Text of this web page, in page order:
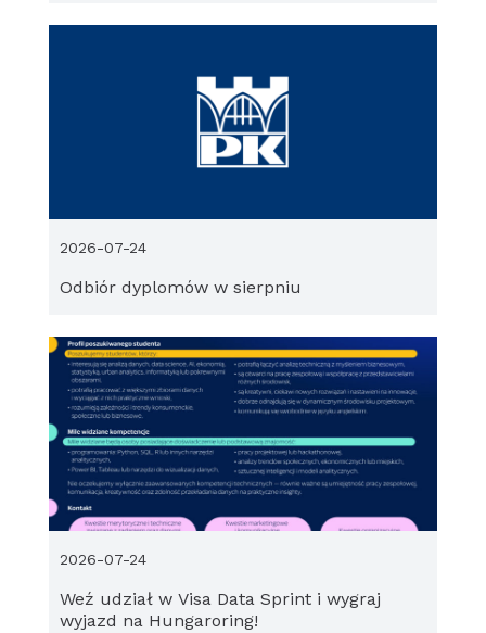
Odbiór dyplomów w sierpniu
2026-07-24
Weź udział w Visa Data Sprint i wygraj
wyjazd na Hungaroring!
2026-07-24